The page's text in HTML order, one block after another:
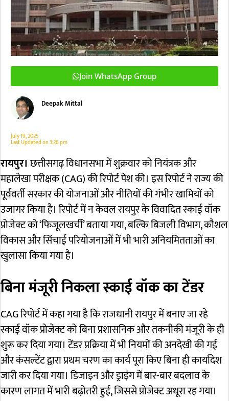
Join WhatsApp Group
Deepak Mittal
July 19, 2025
Last Updated on3:26 pm
रायपुर।छत्तीसगढ़ विधानसभा में शुक्रवार को नियंत्रक और
महालेखा परीक्षक (CAG) की रिपोर्ट पेश की। इस रिपोर्ट ने राज्य की
पूर्ववर्ती सरकार की योजनाओं और नीतियों की गंभीर खामियों को
उजागर किया है। रिपोर्ट में न केवल रायपुर के विवादित स्काई वॉक
प्रोजेक्ट को ‘फिजूलखर्ची’ बताया गया, बल्कि बिजली विभाग, कौशल
विकास और सिंचाई परियोजनाओं में भी भारी अनियमितताओं का
खुलासा किया गया है।
बिना मंजूरी निकला स्काई वॉक का टेंडर
CAG रिपोर्ट में कहा गया है कि राजधानी रायपुर में बनाए जा रहे
स्काई वॉक प्रोजेक्ट को बिना प्रशासनिक और तकनीकी मंजूरी के ही
शुरू कर दिया गया। टेंडर प्रक्रिया में भी नियमों की अनदेखी की गई
और कंसल्टेंट द्वारा प्रथम चरण का कार्य पूरा किए बिना ही कार्यादेश
जारी कर दिया गया। डिजाइन और ड्राइंग में बार-बार बदलाव के
कारण लागत में भारी बढ़ोतरी हुई, जिससे प्रोजेक्ट अधूरा रह गया।